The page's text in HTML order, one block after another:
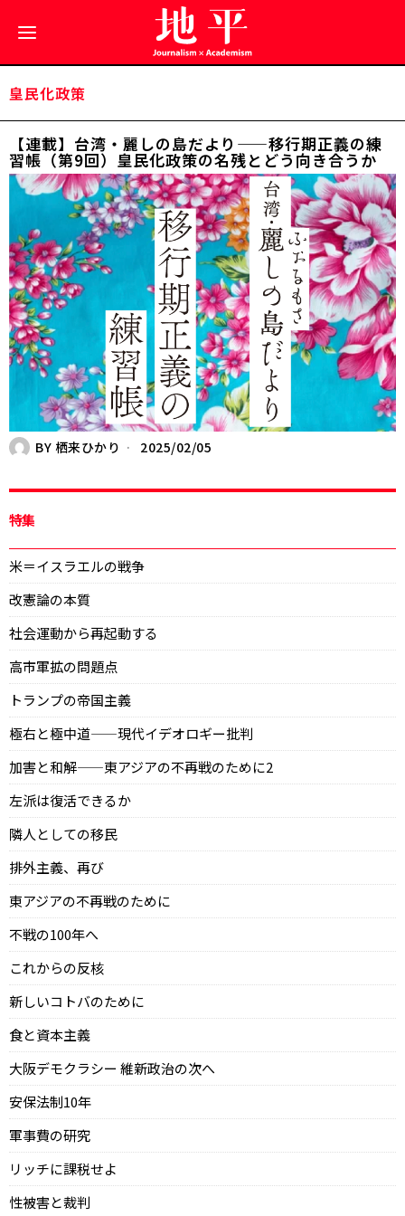
皇民化政策
【連載】台湾・麗しの島だより——移行期正義の練
習帳（第9回）皇民化政策の名残とどう向き合うか
BY 栖来ひかり 2025/02/05
特集
米＝イスラエルの戦争
改憲論の本質
社会運動から再起動する
高市軍拡の問題点
トランプの帝国主義
極右と極中道——現代イデオロギー批判
加害と和解——東アジアの不再戦のために2
左派は復活できるか
隣人としての移民
排外主義、再び
東アジアの不再戦のために
不戦の100年へ
これからの反核
新しいコトバのために
食と資本主義
大阪デモクラシー 維新政治の次へ
安保法制10年
軍事費の研究
リッチに課税せよ
性被害と裁判